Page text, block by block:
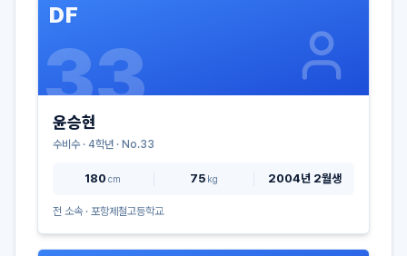
DF
33
윤승현
수비수· 4학년 · No.33
180 cm 75 kg 2004년 2월생
전 소속 · 포항제철고등학교